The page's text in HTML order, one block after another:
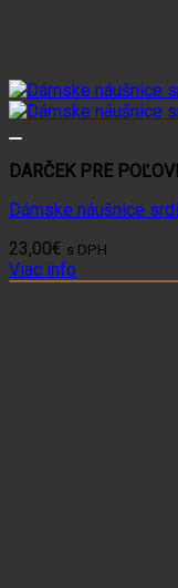
DARČEK PRE
Dámske náušnice
23,00€ s DPH
Viac info